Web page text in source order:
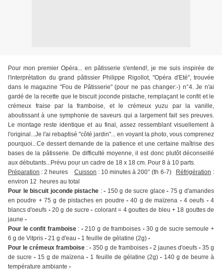
Pour mon premier Opéra... en pâtisserie s'entend!, je me suis inspirée de
l'interprétation du grand pâtissier Philippe Rigollot, "Opéra d'Eté", trouvée
dans le magazine "Fou de Pâtisserie" (pour ne pas changer:-) n°4. Je n'ai
gardé de la recette que le biscuit joconde pistache, remplaçant le confit et le
crémeux fraise par la framboise, et le crémeux yuzu par la vanille,
aboutissant à une symphonie de saveurs qui a largement fait ses preuves.
Le montage reste identique et au final, assez ressemblant visuellement à
l'original...Je l'ai rebaptisé "côté jardin"... en voyant la photo, vous comprenez
pourquoi...Ce dessert demande de la patience et une certaine maîtrise des
bases de la pâtisserie. De difficulté moyenne, il est donc plutôt déconseillé
aux débutants...Prévu pour un cadre de 18 x 18 cm. Pour 8 à 10 parts.
Préparation : 2 heures Cuisson : 10 minutes à 200° (th 6-7) Réfrigération :
environ 12 heures au total
Pour le biscuit joconde pistache :- 150 g de sucre glace- 75 g d'amandes
en poudre + 75 g de pistaches en poudre - 40 g de maïzena -4 oeufs -4
blancs d'oeufs -20 g de sucre- colorant = 4 gouttes de bleu + 18 gouttes de
jaune -
Pour le confit framboise: -210 g de framboises -30 g de sucre semoule +
6 g de Vitpris - 21 g d'eau - 1 feuille de gélatine (2g) -
Pour le crémeux framboise :- 350 g de framboises -2 jaunes d'oeufs -35 g
de sucre- 15 g de maïzena- 1 feuille de gélatine (2g) -140 g de beurre à
température ambiante -